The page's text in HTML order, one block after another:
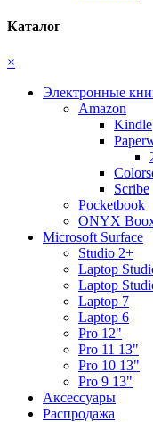
Каталог
×
Электронные
Amazon
Kindle
Scribe
Pocketbook
ONYX
Microsoft Surface
Studio 2+
Laptop
Laptop
Laptop 7
Laptop 6
Pro 12"
Pro 11 13"
Pro 10 13"
Pro 9 13"
Аксессуары
Распродажа